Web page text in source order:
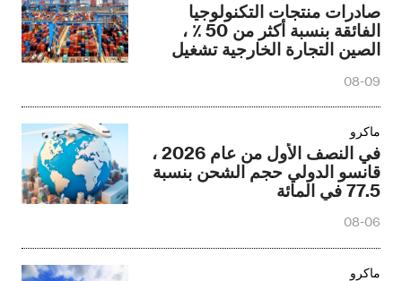
صادرات منتجات التكنولوجيا
الفائقة بنسبة أكثر من 50 ٪ ،
الصين التجارة الخارجية تشغيل
08-09
ماكرو
في النصف الأول من عام 2026 ،
قانسو الدولي حجم الشحن بنسبة
77.5 في المائة
08-06
ماكرو